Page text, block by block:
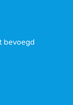
bevoegd